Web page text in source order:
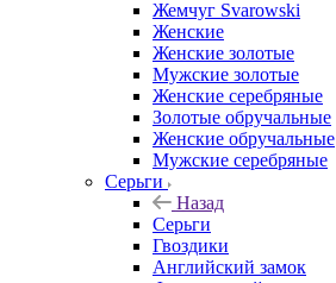
Жемчуг Svarowski
Женские
Женские золотые
Мужские золотые
Женские серебряные
Золотые обручальные
Женские обручальные
Мужские серебряные
Серьги
Назад
Серьги
Гвоздики
Английский замок